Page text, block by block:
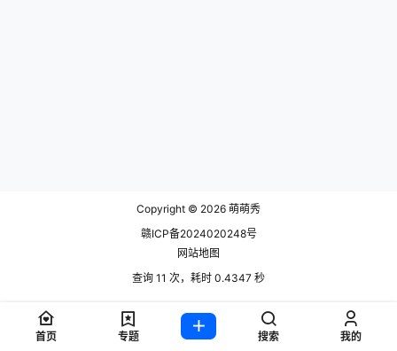
Copyright © 2026 萌萌秀
赣ICP备2024020248号
网站地图
查询 11 次，耗时 0.4347 秒
首页 专题 搜索 我的